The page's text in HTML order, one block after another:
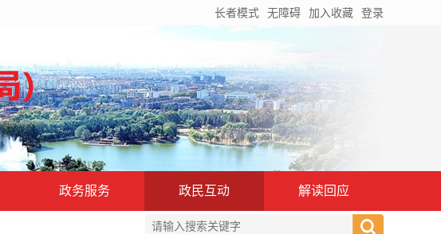
长者模式 无障碍 加入收藏 登录
政务服务 政民互动 解读回应